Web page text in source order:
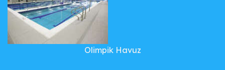
Olimpik Havuz